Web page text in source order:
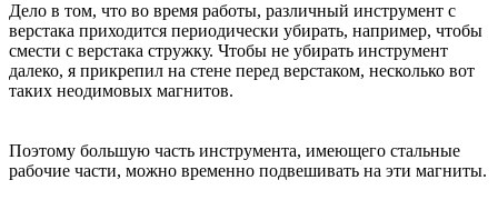
Дело в том, что во время работы, различный инструмент с
верстака приходится периодически убирать, например, чтобы
смести с верстака стружку. Чтобы не убирать инструмент
далеко, я прикрепил на стене перед верстаком, несколько вот
таких неодимовых магнитов.
Поэтому большую часть инструмента, имеющего стальные
рабочие части, можно временно подвешивать на эти магниты.